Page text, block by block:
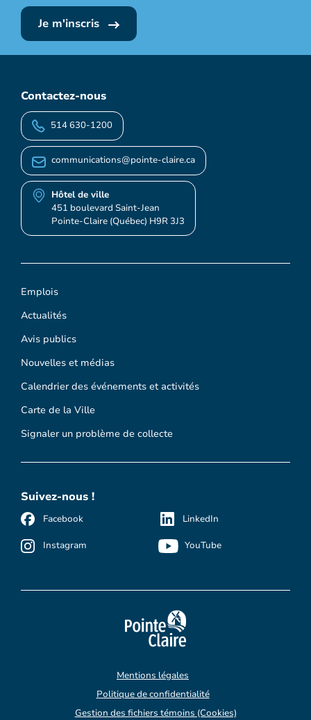
Je m'inscris
Emplois
Actualités
Avis publics
Nouvelles et médias
Calendrier des événements et activités
Carte de la Ville
Signaler un problème de collecte
Contactez-nous
514 630-1200
communications@pointe-claire.ca
Hôtel de ville
451 boulevard Saint-Jean
Pointe-Claire (Québec) H9R 3J3
Suivez-nous !
Facebook
Instagram
LinkedIn
YouTube
Mentions légales
Politique de confidentialité
Gestion des fichiers témoins (Cookies)